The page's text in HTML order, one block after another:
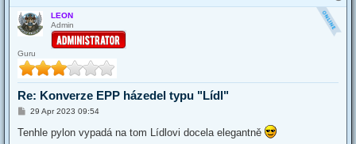
o
LEON
Admin
Guru
Re: Konverze EPP házedel typu "Lídl"
P
s
t
29 Apr 2023 09:54
Tenhle pylon vypadá na tom Lídlovi docela elegantně